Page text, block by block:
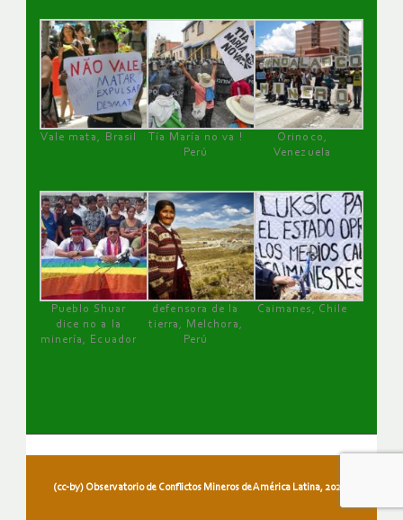
Vale mata, Brasil
Tía María no va !
Perú
Orinoco,
Venezuela
Pueblo Shuar
dice no a la
minería, Ecuador
defensora de la
tierra, Melchora,
Perú
Caimanes, Chile
(cc-by) Observatorio de Conflictos Mineros de América Latina, 2026